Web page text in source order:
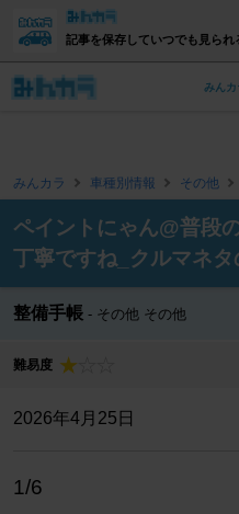
記事を保存していつでも見られ
みんカ
みんカラ 車種別情報 その他
ペイントにゃん@普段
丁寧ですね_クルマネ
整備手帳 その他 その他
難易度
2026年4月25日
1/6